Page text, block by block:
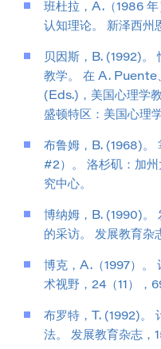
班杜拉，A.（1986
认知理论。 新泽西
贝因斯，B. (1992)。
教学。 在 A.
(Eds.)，美国心理学
盛顿特区：美国心理学
布鲁姆，B. (1968)。
#2）。 洛杉矶：加
究中心。
博纳姆，B. (1990)。
的采访。 发展教育杂
博克，A.（1997）。
术视野，24（11），
布罗特，T. (1992)。
法。 发展教育杂志，